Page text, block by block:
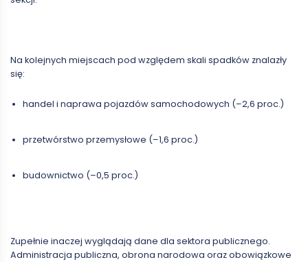
Na kolejnych miejscach pod względem skali spadków znalazły
się:
handel i naprawa pojazdów samochodowych (–2,6 proc.)
przetwórstwo przemysłowe (–1,6 proc.)
budownictwo (–0,5 proc.)
Zupełnie inaczej wyglądają dane dla sektora publicznego.
Administracja publiczna, obrona narodowa oraz obowiązkowe